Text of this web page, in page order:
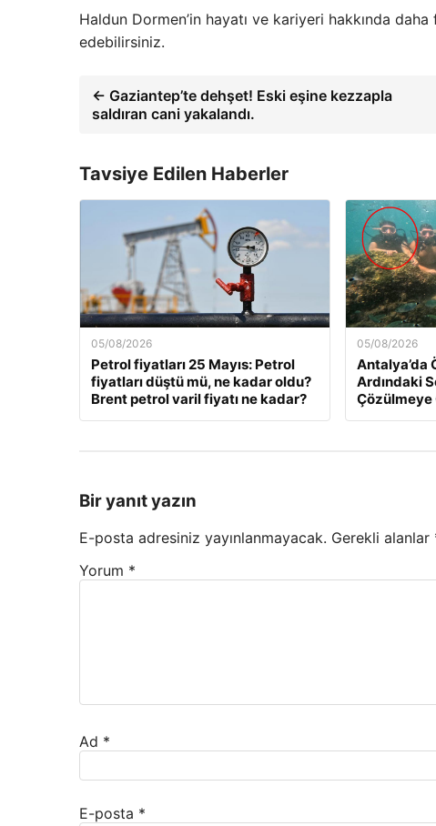
Haldun Dormen’in hayatı ve kariyeri hakkında
edebilirsiniz.
← Gaziantep’te dehşet! Eski eşine kezzapla
saldıran cani yakalandı.
Tavsiye Edilen Haberler
05/08/2026
Petrol fiyatları 25 Mayıs: Petrol
fiyatları düştü mü, ne kadar oldu?
Brent petrol varil fiyatı ne kadar?
05/08/2026
Antalya’da
Ardındaki
Çözülmeye
Bir yanıt yazın
E-posta adresiniz yayınlanmayacak. Gerekli alanlar
Yorum *
Ad *
E-posta *